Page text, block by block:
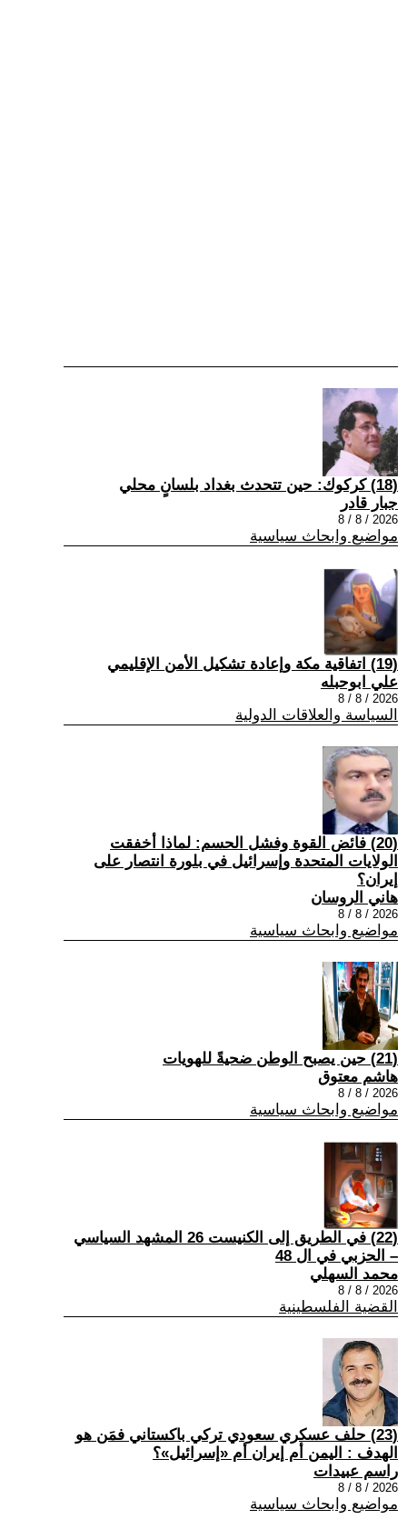
(18) كركوك: حين تتحدث بغداد بلسانٍ محلي
جبار قادر
2026 / 8 / 8
مواضيع وابحاث سياسية
(19) اتفاقية مكة وإعادة تشكيل الأمن الإقليمي
علي ابوحبله
2026 / 8 / 8
السياسة والعلاقات الدولية
(20) فائض القوة وفشل الحسم: لماذا أخفقت
الولايات المتحدة وإسرائيل في بلورة انتصار على
إيران؟
هاني الروسان
2026 / 8 / 8
مواضيع وابحاث سياسية
(21) حين يصبح الوطن ضحيةً للهويات
هاشم معتوق
2026 / 8 / 8
مواضيع وابحاث سياسية
(22) في الطريق إلى الكنيست 26 المشهد السياسي
– الحزبي في ال 48
محمد السهلي
2026 / 8 / 8
القضية الفلسطينية
(23) حلف عسكري سعودي تركي باكستاني فمَن هو
الهدف : اليمن أم إيران أم «إسرائيل»؟
راسم عبيدات
2026 / 8 / 8
مواضيع وابحاث سياسية